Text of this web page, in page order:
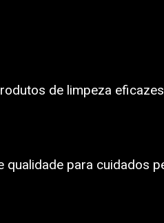
de limpeza
para cuidados